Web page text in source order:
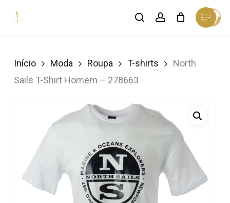
searchaccount
Menu
Close
Cart
Início Moda Roupa T-shirts
North
Sails T-Shirt Homem – 278663